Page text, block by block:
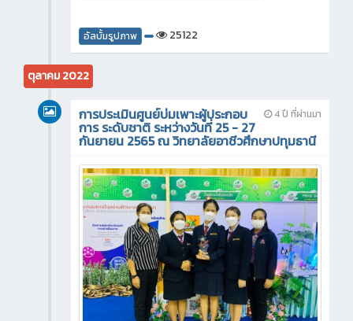
อัลบั้มรูปภาพ 25122
ตุลาคม 2022
4 ปี ที่ผ่านมา
การประเมินศูนย์บ่มเพาะผู้ประกอบ
การ ระดับชาติ ระหว่างวันที่ 25 - 27
กันยายน 2565 ณ วิทยาลัยอาชีวศึกษาปทุมธานี